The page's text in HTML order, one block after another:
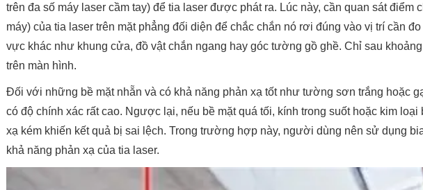
trên đa số máy laser cầm tay) để tia laser được phát ra. Lúc này, cần quan sát điểm
máy) của tia laser trên mặt phẳng đối diện để chắc chắn nó rơi đúng vào vị trí cần
vực khác như khung cửa, đồ vật chắn ngang hay góc tường gồ ghề. Chỉ sau
trên màn hình.
Đối với những bề mặt nhẵn và có khả năng phản xạ tốt như tường sơn trắng hoặc
có độ chính xác rất cao. Ngược lại, nếu bề mặt quá tối, kính trong suốt hoặc kim loại
xạ kém khiến kết quả bị sai lệch. Trong trường hợp này, người dùng nên sử dụng
khả năng phản xạ của tia laser.